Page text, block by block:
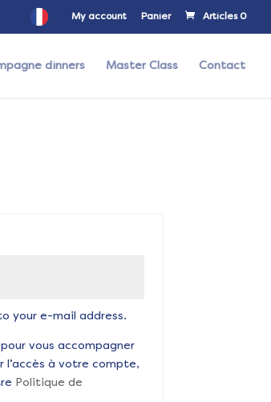
My account Panier Articles 0
dinners Master Class Contact
your e-mail address.
vous accompagner
à votre compte,
Politique de